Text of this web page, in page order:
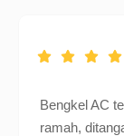
Bengkel AC
ramah,